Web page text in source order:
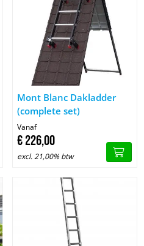
Image Mont Blanc Dakladder
Mont Blanc Dakladder
(complete set)
Vanaf
€226,00
excl. 21,00% btw